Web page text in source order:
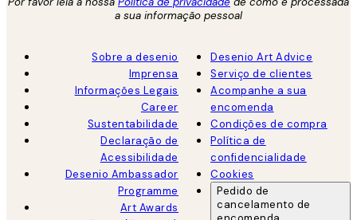
a sua informação pessoal
Sobre a desenio
Imprensa
Informações Legais
Career
Sustentabilidade
Declaração de
Acessibilidade
Desenio Ambassador
Programme
Art Awards
Desenio Art Advice
Serviço de clientes
Acompanhe a sua
encomenda
Condições de compra
Política de
confidencialidade
Cookies
Pedido de
cancelamento de